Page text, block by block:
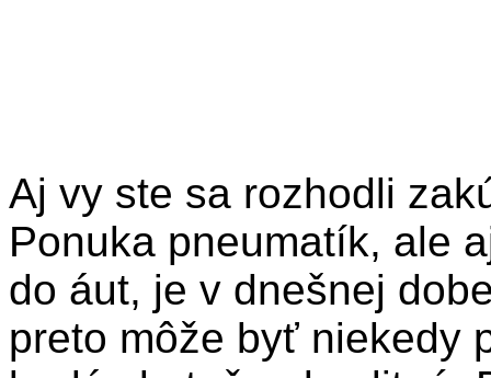
Aj vy ste sa rozhodli
Ponuka pneumatík, ale
do áut, je v dnešnej
preto môže byť niekedy